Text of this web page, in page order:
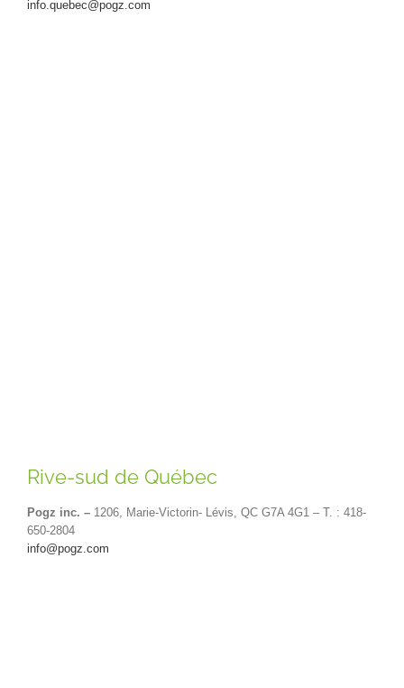
info.quebec@pogz.com
Rive-sud de Québec
Pogz inc. – 1206, Marie-Victorin- Lévis, QC G7A 4G1 – T. : 418-
650-2804
info@pogz.com